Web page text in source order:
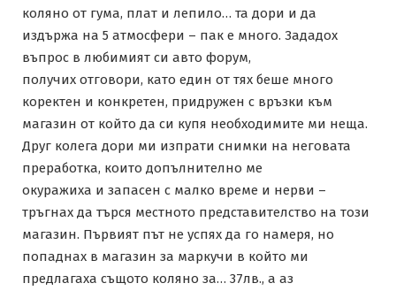
коляно от гума, плат и лепило… та дори и да
издържа на 5 атмосфери – пак е много. Зададох
въпрос в любимият си авто форум,
получих отговори, като един от тях беше много
коректен и конкретен, придружен с връзки към
магазин от който да си купя необходимите ми неща.
Друг колега дори ми изпрати снимки на неговата
преработка, които допълнително ме
окуражиха и запасен с малко време и нерви –
тръгнах да търся местното представителство на този
магазин. Първият път не успях да го намеря, но
попаднах в магазин за маркучи в който ми
предлагаха същото коляно за… 37лв., а аз